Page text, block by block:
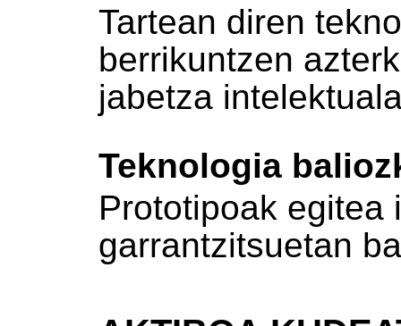
Tartean diren
berrikuntzen
jabetza
Teknologia
Prototipoak egitea
garrantzitsuetan